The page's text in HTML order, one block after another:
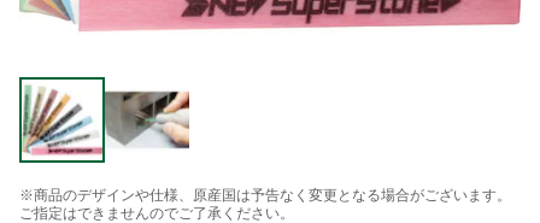
※商品のデザインや仕様、原産国は予告なく変更となる場合がございます。
ご指定はできませんのでご了承ください。